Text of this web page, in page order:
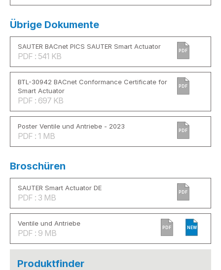
Übrige Dokumente
SAUTER BACnet PICS SAUTER Smart Actuator
PDF : 541 KB
PDF
BTL-30942 BACnet Conformance Certificate for
Smart Actuator
PDF : 697 KB
PDF
Poster Ventile und Antriebe - 2023
PDF : 1 MB
PDF
Broschüren
SAUTER Smart Actuator DE
PDF : 3 MB
PDF
Ventile und Antriebe
PDF : 9 MB
PDF NEW
Produktfinder